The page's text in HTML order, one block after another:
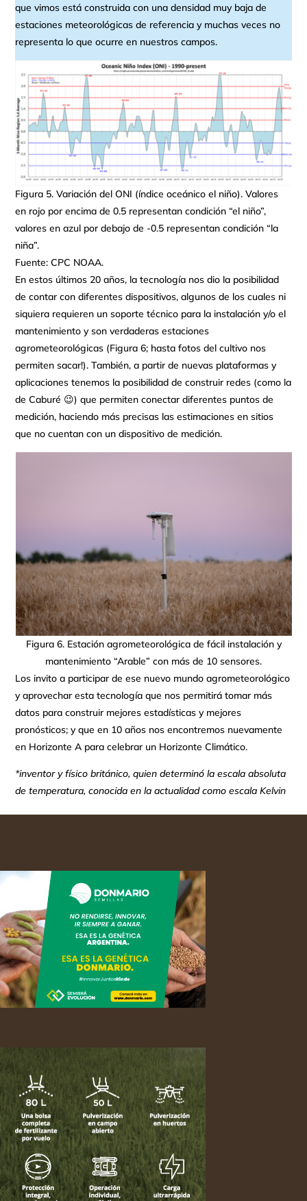
que vimos está construida con una densidad muy baja de
estaciones meteorológicas de referencia y muchas veces no
representa lo que ocurre en nuestros campos.
Figura 5. Variación del ONI (índice oceánico el niño). Valores
en rojo por encima de 0.5 representan condición “el niño”,
valores en azul por debajo de -0.5 representan condición “la
niña”.
Fuente: CPC NOAA.
En estos últimos 20 años, la tecnología nos dio la posibilidad
de contar con diferentes dispositivos, algunos de los cuales ni
siquiera requieren un soporte técnico para la instalación y/o el
mantenimiento y son verdaderas estaciones
agrometeorológicas (Figura 6; hasta fotos del cultivo nos
permiten sacar!). También, a partir de nuevas plataformas y
aplicaciones tenemos la posibilidad de construir redes (como la
de Caburé 😉) que permiten conectar diferentes puntos de
medición, haciendo más precisas las estimaciones en sitios
que no cuentan con un dispositivo de medición.
Figura 6. Estación agrometeorológica de fácil instalación y
mantenimiento “Arable” con más de 10 sensores.
Los invito a participar de ese nuevo mundo agrometeorológico
y aprovechar esta tecnología que nos permitirá tomar más
datos para construir mejores estadísticas y mejores
pronósticos; y que en 10 años nos encontremos nuevamente
en Horizonte A para celebrar un Horizonte Climático.
*inventor y físico británico, quien determinó la escala absoluta
de temperatura, conocida en la actualidad como escala Kelvin